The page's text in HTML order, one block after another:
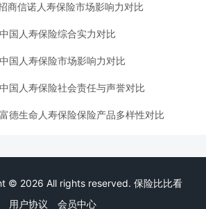
商信诺人寿保险市场影响力对比
国人寿保险综合实力对比
国人寿保险市场影响力对比
国人寿保险社会责任与声誉对比
德生命人寿保险保险产品多样性对比
© 2026 All rights reserved. 保险比比看
用户协议 会员中心